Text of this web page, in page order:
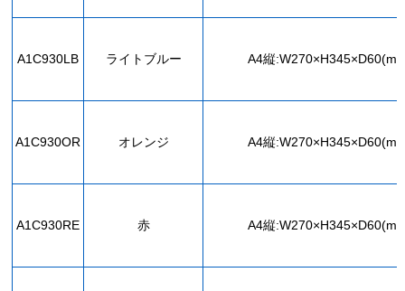
A1C930LB ライトブルー A4縦
A1C930OR オレンジ A4縦
A1C930RE 赤 A4縦